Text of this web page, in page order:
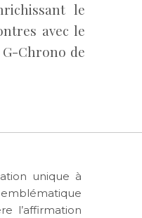
le
avec le
Chrono de
unique à
emblématique
l’affirmation